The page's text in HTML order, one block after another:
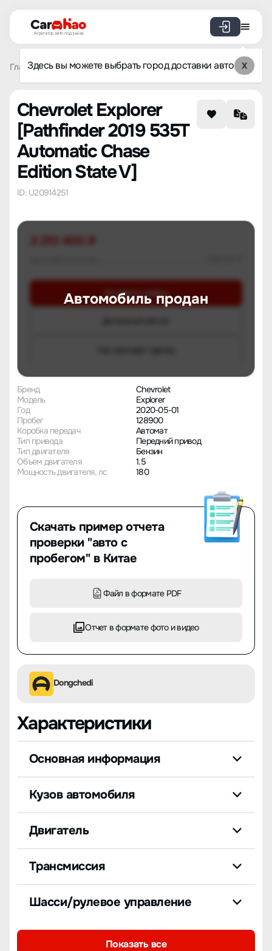
Агрегатор авто под заказ
Здесь вы можете выбрать город доставки авто X
Главная Список брендов Chevrolet Explorer
Chevrolet Explorer
[Pathfinder 2019 535T
Automatic Chase
Edition State V]
ID: U20914251
Автомобиль продан
3 210 400 ₽
Оставить заявку
Бренд
Chevrolet
Модель
Explorer
Год
2020-05-01
Пробег
128900
Коробка передач
Автомат
Тип привода
Передний привод
Тип двигателя
Бензин
Объем двигателя
1.5
Мощность двигателя, лс
180
Скачать пример отчета
проверки "авто с
пробегом" в Китае
Файл в формате PDF
Отчет в формате фото и видео
Dongchedi
Характеристики
Основная информация
Кузов автомобиля
Двигатель
Трансмиссия
Шасси/рулевое управление
Показать все